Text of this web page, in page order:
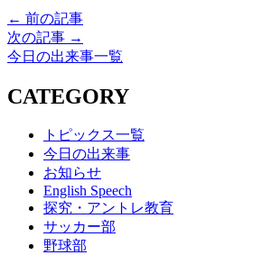
← 前の記事
次の記事 →
今日の出来事一覧
CATEGORY
トピックス一覧
今日の出来事
お知らせ
English Speech
探究・アントレ教育
サッカー部
野球部